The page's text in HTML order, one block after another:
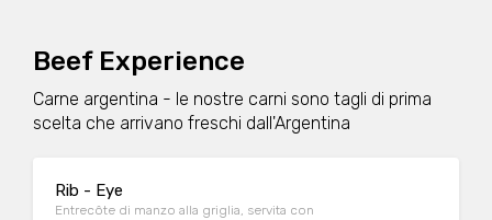
Beef Experience
Carne argentina - le nostre carni sono tagli di prima
scelta che arrivano freschi dall'Argentina
Rib - Eye
Entrecôte di manzo alla griglia, servita con